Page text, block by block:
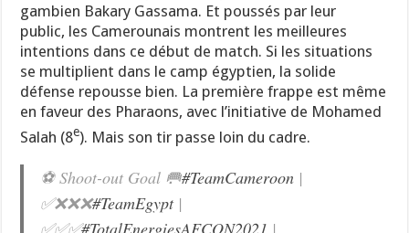
gambien Bakary Gassama. Et poussés par leur
public, les Camerounais montrent les meilleures
intentions dans ce début de match. Si les situations
se multiplient dans le camp égyptien, la solide
défense repousse bien. La première frappe est même
en faveur des Pharaons, avec l’initiative de Mohamed
Salah (8e). Mais son tir passe loin du cadre.
⚽ Shoot-out Goal 🥅#TeamCameroon |
✅❌❌❌#TeamEgypt|